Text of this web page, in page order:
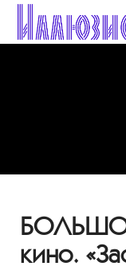
кино.